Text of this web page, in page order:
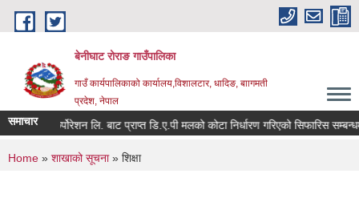
Skip to main content
बेनीघाट रोराङ गाउँपालिका
गाउँ कार्यपालिकाको कार्यालय,विशालटार, धादिङ, बाागमती
प्रदेश, नेपाल
समाचार
कर्पोरेशन लि. बाट प्राप्त डि.ए.पी मलको कोटा निर्धारण गरिएको सिफारिस सम्बन्धमा ।
You are here
Home » शाखाको सूचना» शिक्षा